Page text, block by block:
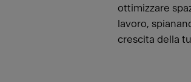
ottimizzare
lavoro,
crescita della